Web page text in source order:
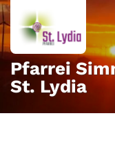
Zum Inhalt
Pfarrei
St. Lydia